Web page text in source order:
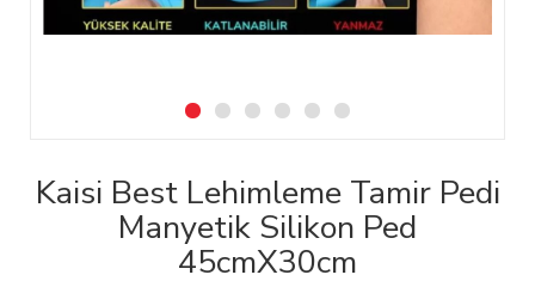
Kaisi Best Lehimleme Tamir Pedi
Manyetik Silikon Ped
45cmX30cm